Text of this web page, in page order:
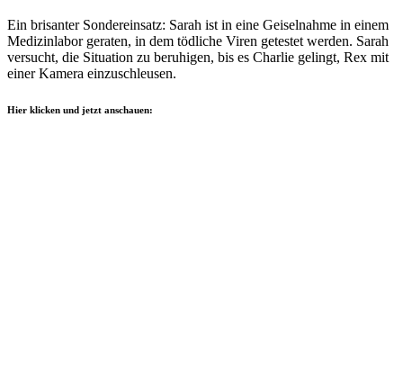
Ein brisanter Sondereinsatz: Sarah ist in eine Geiselnahme in einem
Medizinlabor geraten, in dem tödliche Viren getestet werden. Sarah
versucht, die Situation zu beruhigen, bis es Charlie gelingt, Rex mit
einer Kamera einzuschleusen.
Hier klicken und jetzt anschauen: